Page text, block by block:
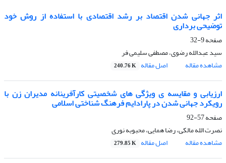
اثر جهانی شدن اقتصاد بر رشد اقتصادی با استفاده از روش خود
توضیحی برداری
صفحه9-32
سید عبدالله رضوی، مصطفی سلیمی فر
مشاهده مقاله
اصل مقاله 240.76 K
ارزیابی و مقایسه ی ویژگی های شخصیتی کارآفرینانه مدیران زن با
رویکرد جهانی شدن در پارادایم فرهنگ شناختی اسلامی
صفحه57-92
نصرت الله مالکی، رضا همایی، محبوبه نوری
مشاهده مقاله
اصل مقاله 279.85 K